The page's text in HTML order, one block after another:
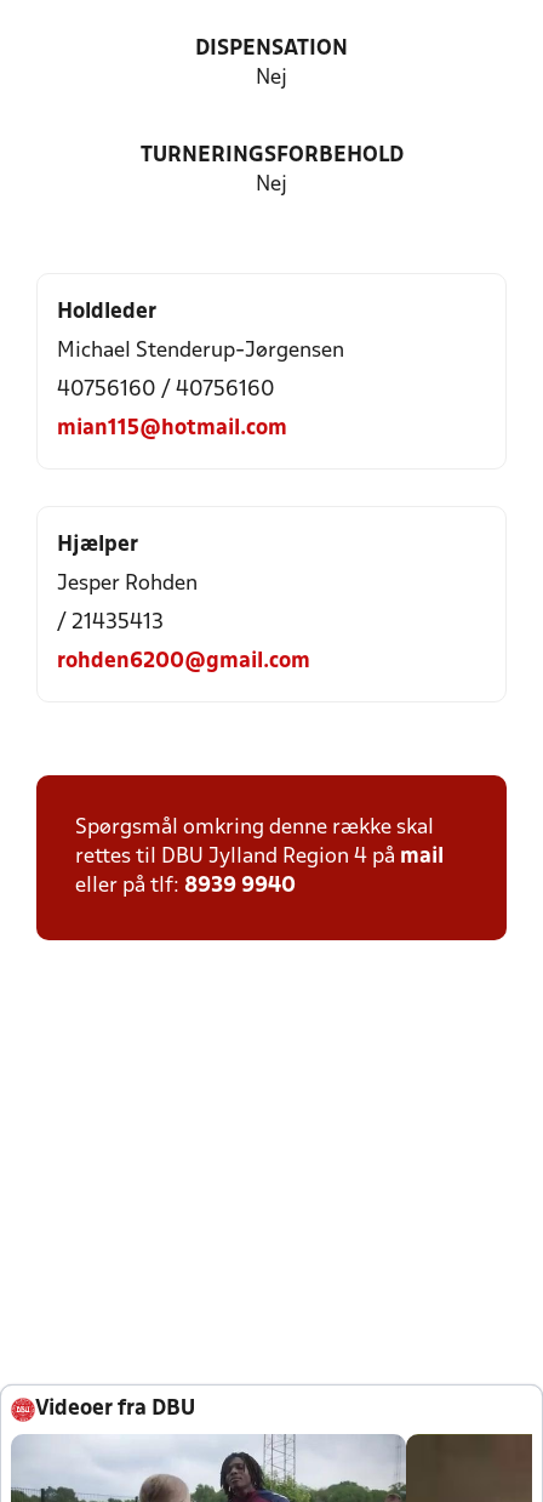
DISPENSATION
Nej
TURNERINGSFORBEHOLD
Nej
Holdleder
Michael Stenderup-Jørgensen
40756160 / 40756160
mian115@hotmail.com
Hjælper
Jesper Rohden
/ 21435413
rohden6200@gmail.com
Spørgsmål omkring denne række skal
rettes til DBU Jylland Region 4 på mail
eller på tlf: 8939 9940
Videoer fra DBU